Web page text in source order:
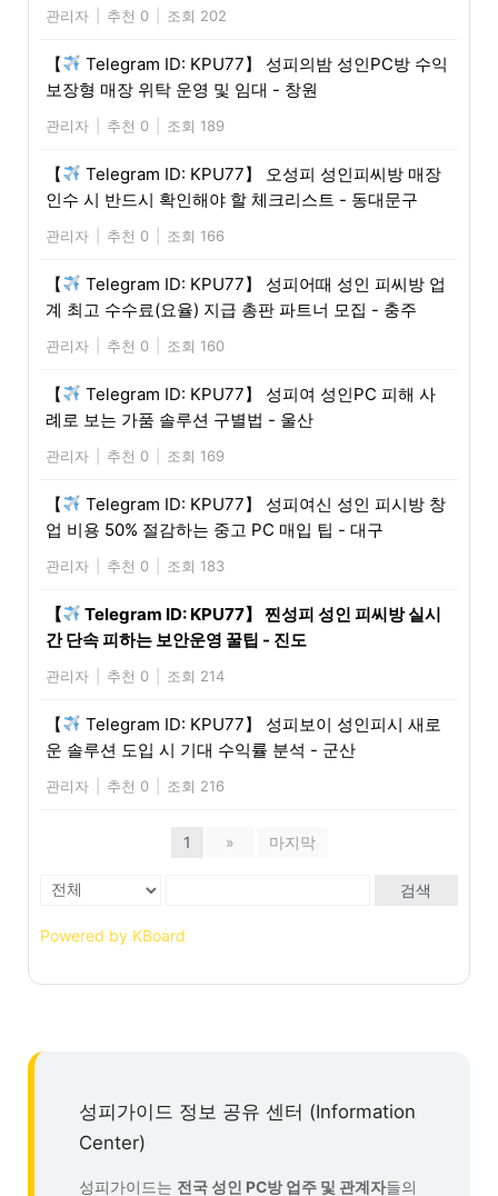
관리자 추천 0 조회 202
【
Telegram ID: KPU77】 성피의밤 성인PC방 수익
보장형 매장 위탁 운영 및 임대 - 창원
관리자 추천 0 조회 189
【
Telegram ID: KPU77】 오성피 성인피씨방 매장
인수 시 반드시 확인해야 할 체크리스트 - 동대문구
관리자 추천 0 조회 166
【
Telegram ID: KPU77】 성피어때 성인 피씨방 업
계 최고 수수료(요율) 지급 총판 파트너 모집 - 충주
관리자 추천 0 조회 160
【
Telegram ID: KPU77】 성피여 성인PC 피해 사
례로 보는 가품 솔루션 구별법 - 울산
관리자 추천 0 조회 169
【
Telegram ID: KPU77】 성피여신 성인 피시방 창
업 비용 50% 절감하는 중고 PC 매입 팁 - 대구
관리자 추천 0 조회 183
【
Telegram ID: KPU77】 찐성피 성인 피씨방 실시
간 단속 피하는 보안운영 꿀팁 - 진도
관리자 추천 0 조회 214
【
Telegram ID: KPU77】 성피보이 성인피시 새로
운 솔루션 도입 시 기대 수익률 분석 - 군산
관리자 추천 0 조회 216
1 » 마지막
검색
Powered by KBoard
성피가이드 정보 공유 센터 (Information
Center)
성피가이드는 전국 성인 PC방 업주 및 관계자들의